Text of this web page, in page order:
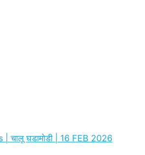
चालू घडामोडी | 16 FEB 2026